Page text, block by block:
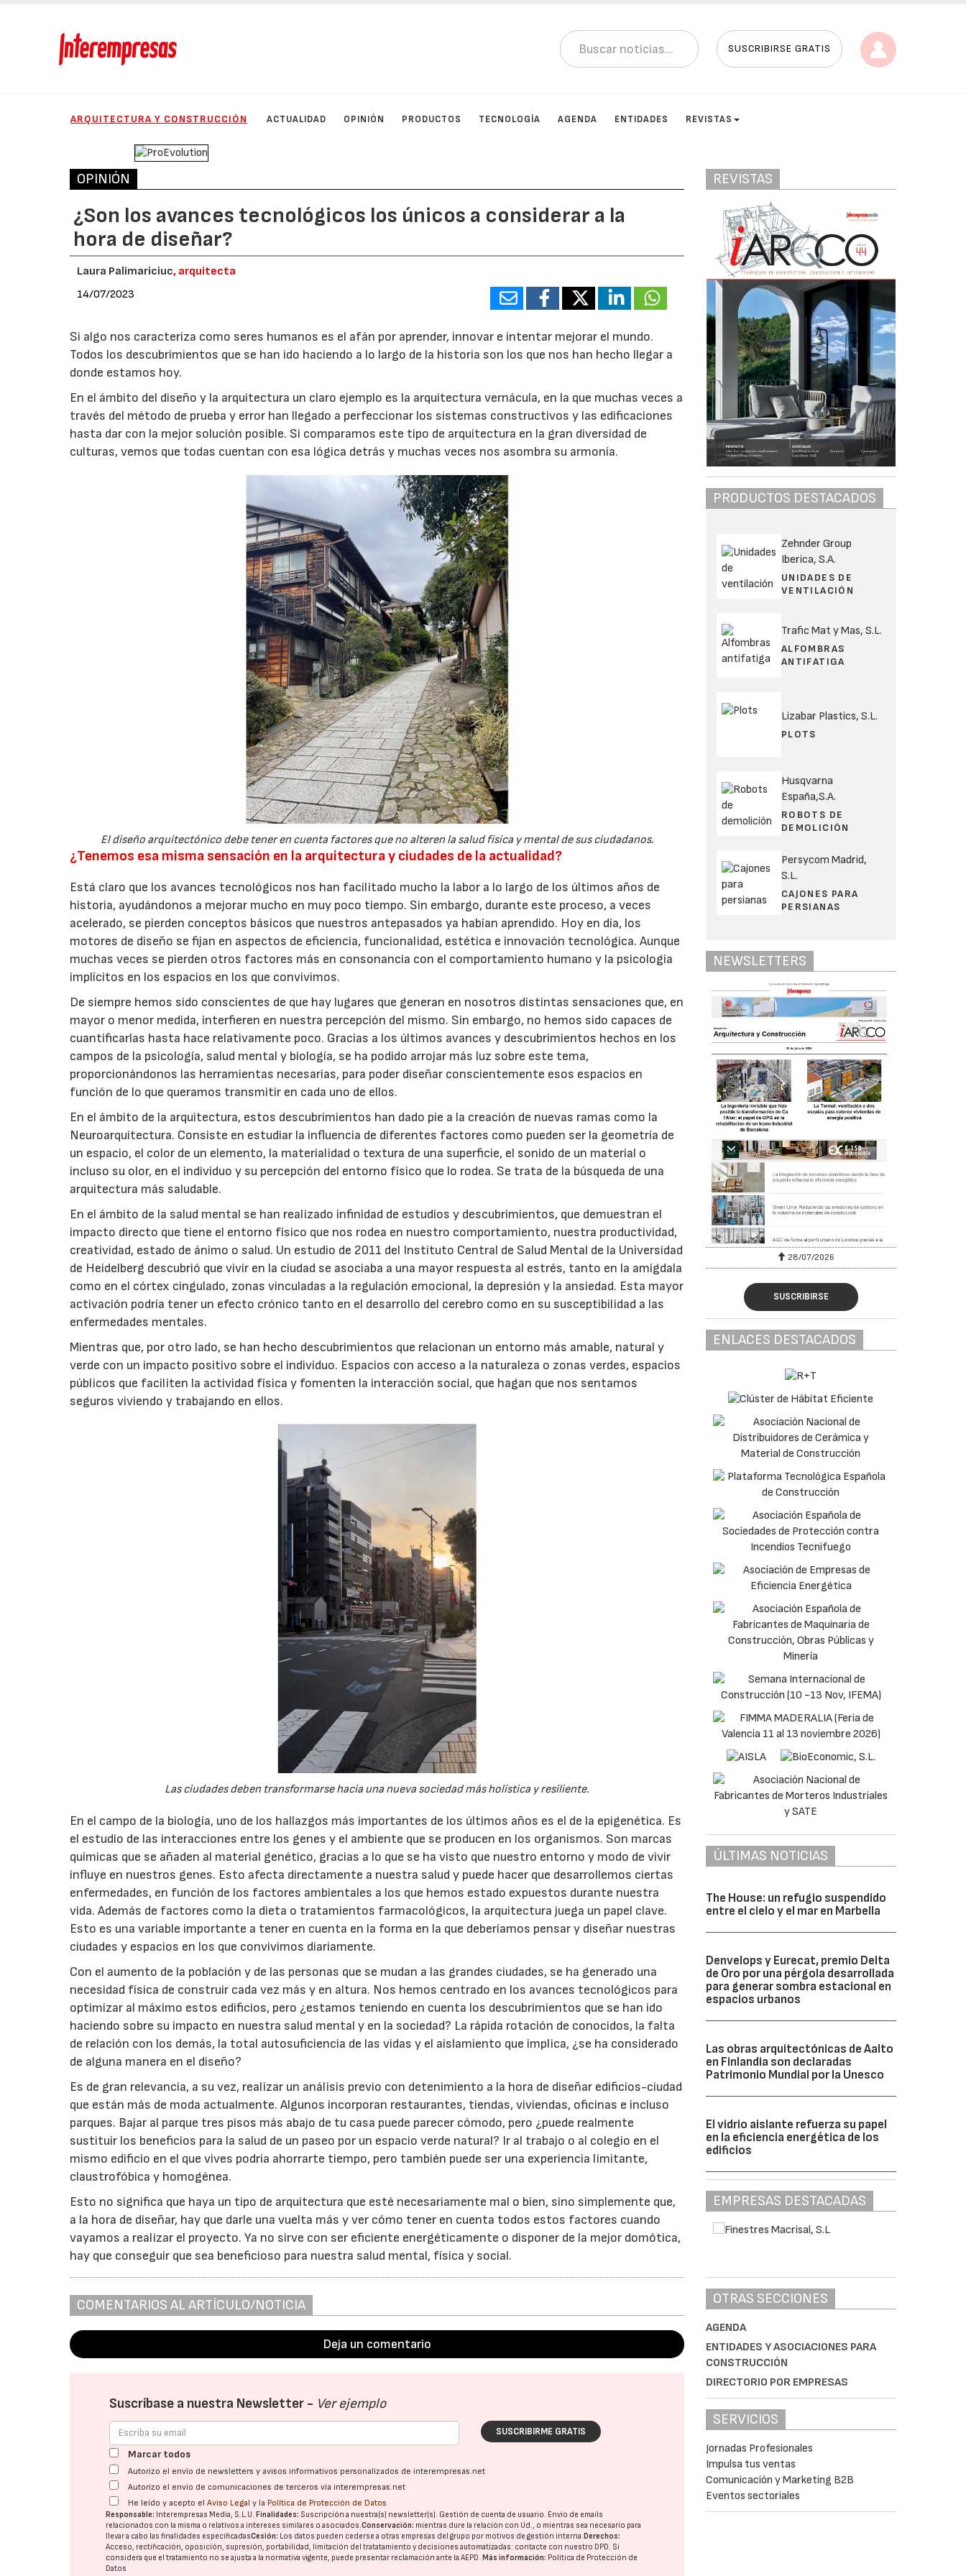
SUSCRIBIRSE GRATIS
ARQUITECTURA Y CONSTRUCCIÓN ACTUALIDAD OPINIÓN PRODUCTOS TECNOLOGÍA AGENDA ENTIDADES REVISTAS
OPINIÓN
¿Son los avances tecnológicos los únicos a considerar a la
hora de diseñar?
Laura Palimariciuc, arquitecta
14/07/2023
Si algo nos caracteriza como seres humanos es el afán por aprender, innovar e intentar mejorar el mundo.
Todos los descubrimientos que se han ido haciendo a lo largo de la historia son los que nos han hecho llegar a
donde estamos hoy.
En el ámbito del diseño y la arquitectura un claro ejemplo es la arquitectura vernácula, en la que muchas veces a
través del método de prueba y error han llegado a perfeccionar los sistemas constructivos y las edificaciones
hasta dar con la mejor solución posible. Si comparamos este tipo de arquitectura en la gran diversidad de
culturas, vemos que todas cuentan con esa lógica detrás y muchas veces nos asombra su armonía.
El diseño arquitectónico debe tener en cuenta factores que no alteren la salud física y mental de sus ciudadanos.
¿Tenemos esa misma sensación en la arquitectura y ciudades de la actualidad?
Está claro que los avances tecnológicos nos han facilitado mucho la labor a lo largo de los últimos años de
historia, ayudándonos a mejorar mucho en muy poco tiempo. Sin embargo, durante este proceso, a veces
acelerado, se pierden conceptos básicos que nuestros antepasados ya habían aprendido. Hoy en día, los
motores de diseño se fijan en aspectos de eficiencia, funcionalidad, estética e innovación tecnológica. Aunque
muchas veces se pierden otros factores más en consonancia con el comportamiento humano y la psicología
implícitos en los espacios en los que convivimos.
De siempre hemos sido conscientes de que hay lugares que generan en nosotros distintas sensaciones que, en
mayor o menor medida, interfieren en nuestra percepción del mismo. Sin embargo, no hemos sido capaces de
cuantificarlas hasta hace relativamente poco. Gracias a los últimos avances y descubrimientos hechos en los
campos de la psicología, salud mental y biología, se ha podido arrojar más luz sobre este tema,
proporcionándonos las herramientas necesarias, para poder diseñar conscientemente esos espacios en
función de lo que queramos transmitir en cada uno de ellos.
En el ámbito de la arquitectura, estos descubrimientos han dado pie a la creación de nuevas ramas como la
Neuroarquitectura. Consiste en estudiar la influencia de diferentes factores como pueden ser la geometría de
un espacio, el color de un elemento, la materialidad o textura de una superficie, el sonido de un material o
incluso su olor, en el individuo y su percepción del entorno físico que lo rodea. Se trata de la búsqueda de una
arquitectura más saludable.
En el ámbito de la salud mental se han realizado infinidad de estudios y descubrimientos, que demuestran el
impacto directo que tiene el entorno físico que nos rodea en nuestro comportamiento, nuestra productividad,
creatividad, estado de ánimo o salud. Un estudio de 2011 del Instituto Central de Salud Mental de la Universidad
de Heidelberg descubrió que vivir en la ciudad se asociaba a una mayor respuesta al estrés, tanto en la amígdala
como en el córtex cingulado, zonas vinculadas a la regulación emocional, la depresión y la ansiedad. Esta mayor
activación podría tener un efecto crónico tanto en el desarrollo del cerebro como en su susceptibilidad a las
enfermedades mentales.
Mientras que, por otro lado, se han hecho descubrimientos que relacionan un entorno más amable, natural y
verde con un impacto positivo sobre el individuo. Espacios con acceso a la naturaleza o zonas verdes, espacios
públicos que faciliten la actividad física y fomenten la interacción social, que hagan que nos sentamos
seguros viviendo y trabajando en ellos.
Las ciudades deben transformarse hacia una nueva sociedad más holística y resiliente.
En el campo de la biología, uno de los hallazgos más importantes de los últimos años es el de la epigenética. Es
el estudio de las interacciones entre los genes y el ambiente que se producen en los organismos. Son marcas
químicas que se añaden al material genético, gracias a lo que se ha visto que nuestro entorno y modo de vivir
influye en nuestros genes. Esto afecta directamente a nuestra salud y puede hacer que desarrollemos ciertas
enfermedades, en función de los factores ambientales a los que hemos estado expuestos durante nuestra
vida. Además de factores como la dieta o tratamientos farmacológicos, la arquitectura juega un papel clave.
Esto es una variable importante a tener en cuenta en la forma en la que deberíamos pensar y diseñar nuestras
ciudades y espacios en los que convivimos diariamente.
Con el aumento de la población y de las personas que se mudan a las grandes ciudades, se ha generado una
necesidad física de construir cada vez más y en altura. Nos hemos centrado en los avances tecnológicos para
optimizar al máximo estos edificios, pero ¿estamos teniendo en cuenta los descubrimientos que se han ido
haciendo sobre su impacto en nuestra salud mental y en la sociedad? La rápida rotación de conocidos, la falta
de relación con los demás, la total autosuficiencia de las vidas y el aislamiento que implica, ¿se ha considerado
de alguna manera en el diseño?
Es de gran relevancia, a su vez, realizar un análisis previo con detenimiento a la hora de diseñar edificios-ciudad
que están más de moda actualmente. Algunos incorporan restaurantes, tiendas, viviendas, oficinas e incluso
parques. Bajar al parque tres pisos más abajo de tu casa puede parecer cómodo, pero ¿puede realmente
sustituir los beneficios para la salud de un paseo por un espacio verde natural? Ir al trabajo o al colegio en el
mismo edificio en el que vives podría ahorrarte tiempo, pero también puede ser una experiencia limitante,
claustrofóbica y homogénea.
Esto no significa que haya un tipo de arquitectura que esté necesariamente mal o bien, sino simplemente que,
a la hora de diseñar, hay que darle una vuelta más y ver cómo tener en cuenta todos estos factores cuando
vayamos a realizar el proyecto. Ya no sirve con ser eficiente energéticamente o disponer de la mejor domótica,
hay que conseguir que sea beneficioso para nuestra salud mental, física y social.
COMENTARIOS AL ARTÍCULO/NOTICIA
Deja un comentario
Suscríbase a nuestra Newsletter - Ver ejemplo
SUSCRIBIRME GRATIS
Marcar todos
Autorizo el envío de newsletters y avisos informativos personalizados de interempresas.net
Autorizo el envío de comunicaciones de terceros vía interempresas.net
He leído y acepto elAviso Legal y la Política de Protección de Datos
Responsable: Interempresas Media, S.L.U.Finalidades: Suscripción a nuestra(s) newsletter(s). Gestión de cuenta de usuario. Envío de emails
relacionados con la misma o relativos a intereses similares o asociados.Conservación: mientras dure la relación con Ud., o mientras sea necesario para
llevar a cabo las finalidades especificadasCesión: Los datos pueden cederse a otras empresas del grupo por motivos de gestión interna.Derechos:
Acceso, rectificación, oposición, supresión, portabilidad, limitación del tratatamiento y decisiones automatizadas: contacte con nuestro DPD. Si
considera que el tratamiento no se ajusta a la normativa vigente, puede presentar reclamación ante laAEPD.Más información: Política de Protección de
Datos
REVISTAS
PRODUCTOS DESTACADOS
Zehnder Group
Iberica, S.A.
UNIDADES DE
VENTILACIÓN
Trafic Mat y Mas, S.L.
ALFOMBRAS
ANTIFATIGA
Lizabar Plastics, S.L.
PLOTS
Husqvarna
España,S.A.
ROBOTS DE
DEMOLICIÓN
Persycom Madrid,
S.L.
CAJONES PARA
PERSIANAS
NEWSLETTERS
28/07/2026 30/07/2026 28/07/2026
SUSCRIBIRSE
ENLACES DESTACADOS
ÚLTIMAS NOTICIAS
The House: un refugio suspendido
entre el cielo y el mar en Marbella
Denvelops y Eurecat, premio Delta
de Oro por una pérgola desarrollada
para generar sombra estacional en
espacios urbanos
Las obras arquitectónicas de Aalto
en Finlandia son declaradas
Patrimonio Mundial por la Unesco
El vidrio aislante refuerza su papel
en la eficiencia energética de los
edificios
EMPRESAS DESTACADAS
OTRAS SECCIONES
AGENDA
ENTIDADES Y ASOCIACIONES PARA
CONSTRUCCIÓN
DIRECTORIO POR EMPRESAS
SERVICIOS
Jornadas Profesionales
Impulsa tus ventas
Comunicación y Marketing B2B
Eventos sectoriales